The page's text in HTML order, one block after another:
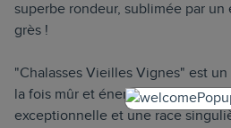
superbe rondeur, sublimée par
grès !
"Chalasses Vieilles Vignes" est
la fois mûr et énergique, il
exceptionnelle et une race